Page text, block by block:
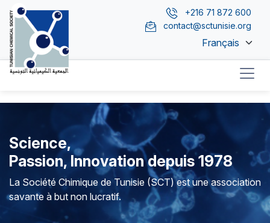
Aller au contenu principal
+216 71 872 600
contact@sctunisie.org
Select your
Science,
Passion, Innovation depuis 1978
La Société Chimique de Tunisie (SCT) est une association
savante à but non lucratif.